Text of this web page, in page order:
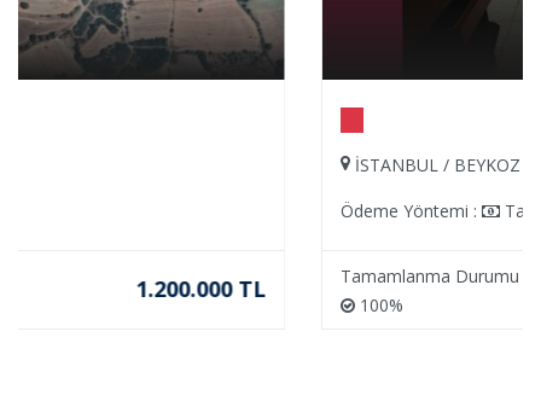
Tamamlanma Durumu
100%